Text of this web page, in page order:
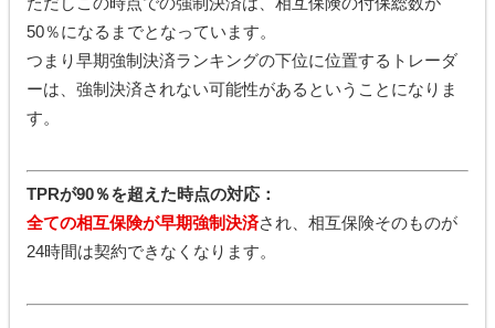
50％になるまでとなっています。
つまり早期強制決済ランキングの下位に位置するトレーダ
ーは、強制決済されない可能性があるということになりま
す。
TPRが90％を超えた時点の対応：
全ての相互保険が早期強制決済され、相互保険そのものが
24時間は契約できなくなります。